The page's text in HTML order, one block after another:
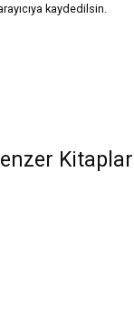
kaydedilsin.
Kitaplar